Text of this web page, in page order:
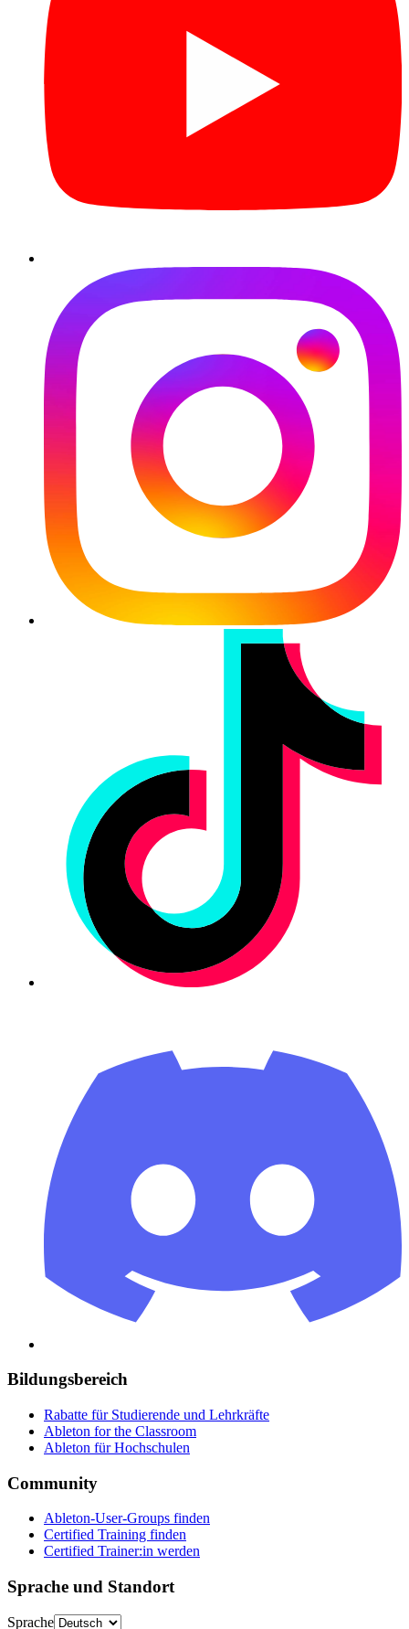
Bildungsbereich
Rabatte für Studierende und Lehrkräfte
Ableton for the Classroom
Ableton für Hochschulen
Community
Ableton-User-Groups finden
Certified Training finden
Certified Trainer:in werden
Sprache und Standort
Sprache